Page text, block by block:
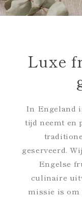
Luxe
In Engeland
tijd neemt en
geserveerd.
Engelse
culinaire
missie is om